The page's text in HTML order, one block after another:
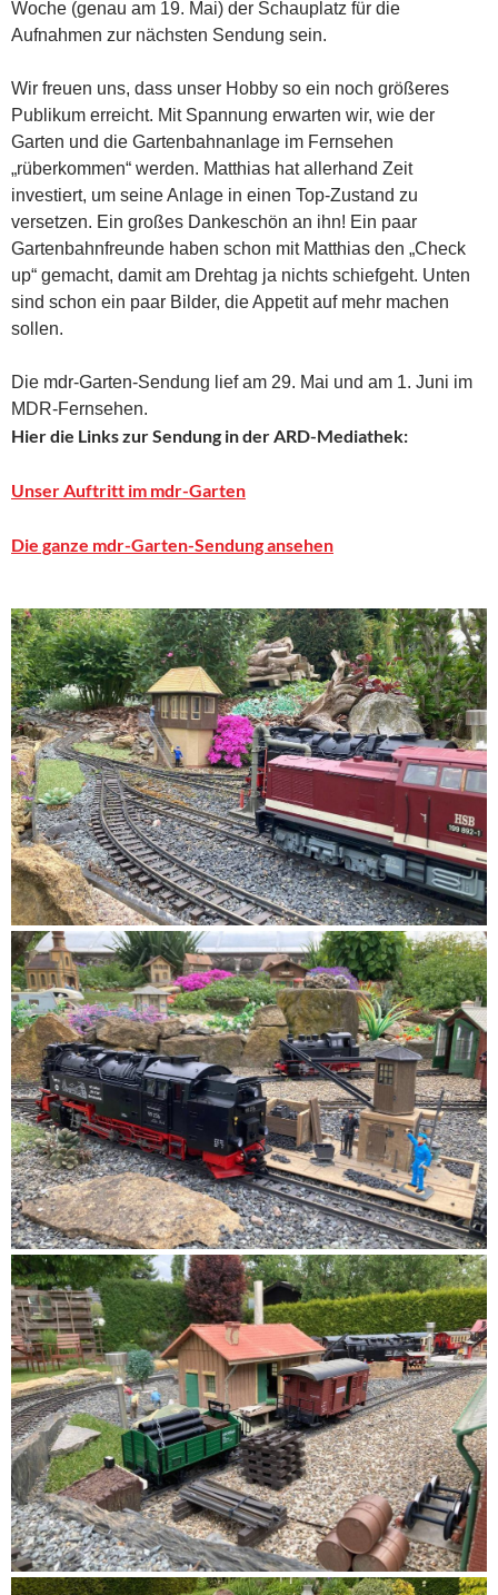
Woche (genau am 19. Mai) der Schauplatz für die
Aufnahmen zur nächsten Sendung sein.
Wir freuen uns, dass unser Hobby so ein noch größeres
Publikum erreicht. Mit Spannung erwarten wir, wie der
Garten und die Gartenbahnanlage im Fernsehen
„rüberkommen“ werden. Matthias hat allerhand Zeit
investiert, um seine Anlage in einen Top-Zustand zu
versetzen. Ein großes Dankeschön an ihn! Ein paar
Gartenbahnfreunde haben schon mit Matthias den „Check
up“ gemacht, damit am Drehtag ja nichts schiefgeht. Unten
sind schon ein paar Bilder, die Appetit auf mehr machen
sollen.
Die mdr-Garten-Sendung lief am 29. Mai und am 1. Juni im
MDR-Fernsehen.
Hier die Links zur Sendung in der ARD-Mediathek:
Unser Auftritt im mdr-Garten
Die ganze mdr-Garten-Sendung ansehen